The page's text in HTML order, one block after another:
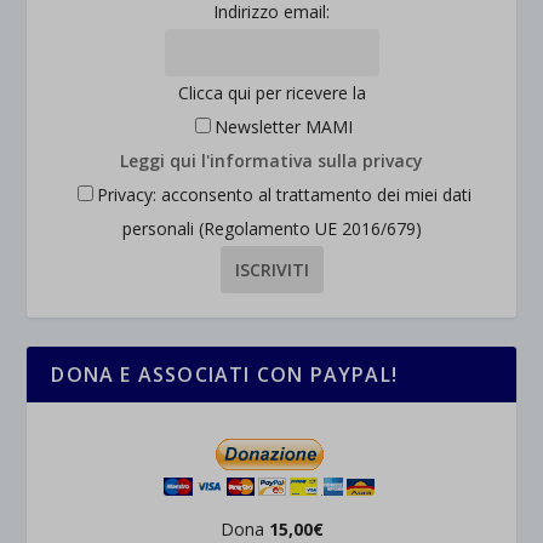
Indirizzo email:
Clicca qui per ricevere la
Newsletter MAMI
Leggi qui l'informativa sulla privacy
Privacy: acconsento al trattamento dei miei dati
personali (Regolamento UE 2016/679)
DONA E ASSOCIATI CON PAYPAL!
Dona 15,00€